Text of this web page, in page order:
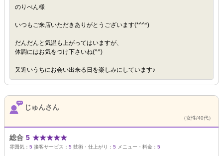
のりべん様
いつもご来店いただきありがとうございます(*^^*)
だんだんと気温も上がってはいますが、
体調にはお気をつけ下さいね(^^)
又近いうちにお会い出来る日を楽しみにしています♪
じゅんさん
（女性/40代）
総合 5 ★★★★★
雰囲気： 5 接客サービス： 5 技術・仕上がり： 5 メニュー・料金： 5